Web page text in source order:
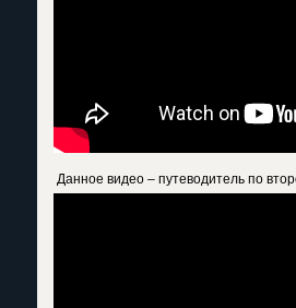
Данное видео – путеводитель по